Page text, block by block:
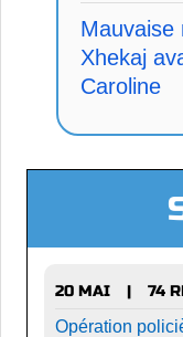
Mauvaise
Xhekaj
Caroline
20 MAI |
74
Opération